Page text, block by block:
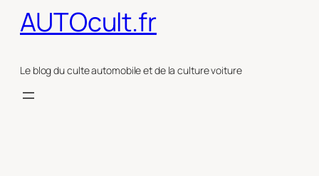
AUTOcult.fr
Le blog du culte automobile et de la culture voiture